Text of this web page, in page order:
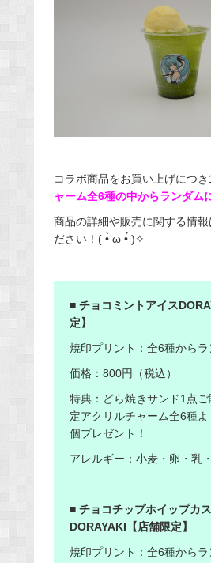
コラボ商品をお買い上げにつき
ャーム全6種の中からランダム
商品の詳細や販売に関する情報
ださい！( •̀ ω •́ )✧
■ チョコミントアイス
定】
焼印プリント：全6種からラ
価格：800円（税込）
特典：どら焼きサンド1点
定アクリルチャーム全6種よ
個プレゼント！
アレルギー：小麦・卵・乳
■ チョコチップホイップカ
DORAYAKI【店舗限定】
焼印プリント：全6種からラ